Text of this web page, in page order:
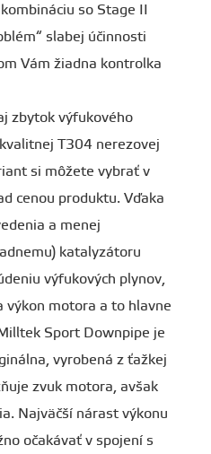
so Stage II
slabej účinnosti
Vám žiadna kontrolka
zbytok výfukového
T304 nerezovej
si môžete vybrať v
cenou produktu. Vďaka
a menej
katalyzátoru
výfukových plynov,
výkon motora a to hlavne
Sport Downpipe je
vyrobená z ťažkej
zvuk motora, avšak
Najväčší nárast výkonu
očakávať v spojení s